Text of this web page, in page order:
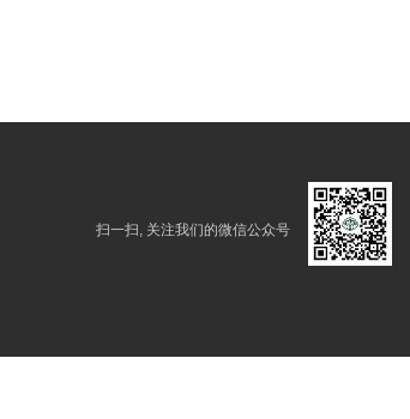
扫一扫, 关注我们的微信公众号